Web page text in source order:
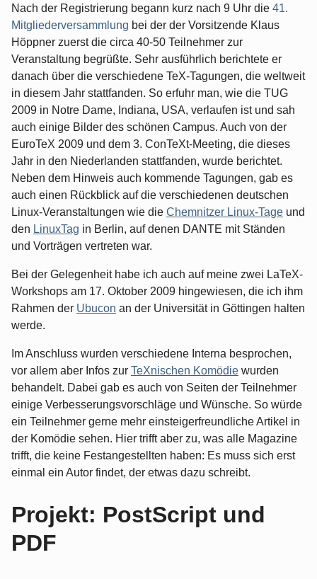
Nach der Registrierung begann kurz nach 9 Uhr die 41.
Mitgliederversammlung bei der der Vorsitzende Klaus
Höppner zuerst die circa 40-50 Teilnehmer zur
Veranstaltung begrüßte. Sehr ausführlich berichtete er
danach über die verschiedene TeX-Tagungen, die weltweit
in diesem Jahr stattfanden. So erfuhr man, wie die TUG
2009 in Notre Dame, Indiana, USA, verlaufen ist und sah
auch einige Bilder des schönen Campus. Auch von der
EuroTeX 2009 und dem 3. ConTeXt-Meeting, die dieses
Jahr in den Niederlanden stattfanden, wurde berichtet.
Neben dem Hinweis auch kommende Tagungen, gab es
auch einen Rückblick auf die verschiedenen deutschen
Linux-Veranstaltungen wie die Chemnitzer Linux-Tage und
den LinuxTag in Berlin, auf denen DANTE mit Ständen
und Vorträgen vertreten war.
Bei der Gelegenheit habe ich auch auf meine zwei LaTeX-
Workshops am 17. Oktober 2009 hingewiesen, die ich ihm
Rahmen der Ubucon an der Universität in Göttingen halten
werde.
Im Anschluss wurden verschiedene Interna besprochen,
vor allem aber Infos zur TeXnischen Komödie wurden
behandelt. Dabei gab es auch von Seiten der Teilnehmer
einige Verbesserungsvorschläge und Wünsche. So würde
ein Teilnehmer gerne mehr einsteigerfreundliche Artikel in
der Komödie sehen. Hier trifft aber zu, was alle Magazine
trifft, die keine Festangestellten haben: Es muss sich erst
einmal ein Autor findet, der etwas dazu schreibt.
Projekt: PostScript und
PDF